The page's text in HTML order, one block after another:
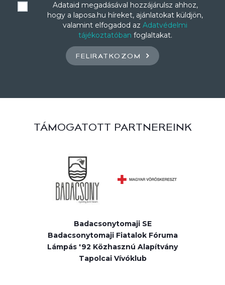
Adataid megadásával hozzájárulsz ahhoz,
hogy a laposa.hu híreket, ajánlatokat küldjön,
valamint elfogadod az Adatvédelmi
tájékoztatóban foglaltakat.
FELIRATKOZOM
TÁMOGATOTT PARTNEREINK
Badacsonytomaji SE
Badacsonytomaji Fiatalok Fóruma
Lámpás '92 Közhasznú Alapítvány
Tapolcai Vívóklub